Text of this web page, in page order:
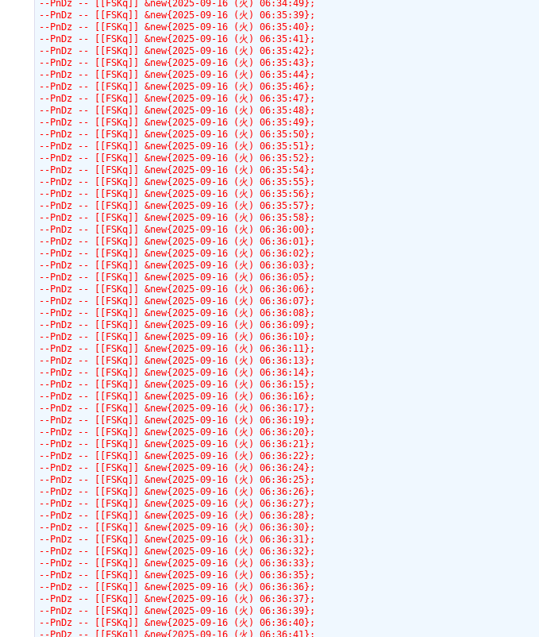
--PnDz -- [[FSKq]] &new{2025-09-16 (火) 06:34:49};
--PnDz -- [[FSKq]] &new{2025-09-16 (火) 06:35:39};
--PnDz -- [[FSKq]] &new{2025-09-16 (火) 06:35:40};
--PnDz -- [[FSKq]] &new{2025-09-16 (火) 06:35:41};
--PnDz -- [[FSKq]] &new{2025-09-16 (火) 06:35:42};
--PnDz -- [[FSKq]] &new{2025-09-16 (火) 06:35:43};
--PnDz -- [[FSKq]] &new{2025-09-16 (火) 06:35:44};
--PnDz -- [[FSKq]] &new{2025-09-16 (火) 06:35:46};
--PnDz -- [[FSKq]] &new{2025-09-16 (火) 06:35:47};
--PnDz -- [[FSKq]] &new{2025-09-16 (火) 06:35:48};
--PnDz -- [[FSKq]] &new{2025-09-16 (火) 06:35:49};
--PnDz -- [[FSKq]] &new{2025-09-16 (火) 06:35:50};
--PnDz -- [[FSKq]] &new{2025-09-16 (火) 06:35:51};
--PnDz -- [[FSKq]] &new{2025-09-16 (火) 06:35:52};
--PnDz -- [[FSKq]] &new{2025-09-16 (火) 06:35:54};
--PnDz -- [[FSKq]] &new{2025-09-16 (火) 06:35:55};
--PnDz -- [[FSKq]] &new{2025-09-16 (火) 06:35:56};
--PnDz -- [[FSKq]] &new{2025-09-16 (火) 06:35:57};
--PnDz -- [[FSKq]] &new{2025-09-16 (火) 06:35:58};
--PnDz -- [[FSKq]] &new{2025-09-16 (火) 06:36:00};
--PnDz -- [[FSKq]] &new{2025-09-16 (火) 06:36:01};
--PnDz -- [[FSKq]] &new{2025-09-16 (火) 06:36:02};
--PnDz -- [[FSKq]] &new{2025-09-16 (火) 06:36:03};
--PnDz -- [[FSKq]] &new{2025-09-16 (火) 06:36:05};
--PnDz -- [[FSKq]] &new{2025-09-16 (火) 06:36:06};
--PnDz -- [[FSKq]] &new{2025-09-16 (火) 06:36:07};
--PnDz -- [[FSKq]] &new{2025-09-16 (火) 06:36:08};
--PnDz -- [[FSKq]] &new{2025-09-16 (火) 06:36:09};
--PnDz -- [[FSKq]] &new{2025-09-16 (火) 06:36:10};
--PnDz -- [[FSKq]] &new{2025-09-16 (火) 06:36:11};
--PnDz -- [[FSKq]] &new{2025-09-16 (火) 06:36:13};
--PnDz -- [[FSKq]] &new{2025-09-16 (火) 06:36:14};
--PnDz -- [[FSKq]] &new{2025-09-16 (火) 06:36:15};
--PnDz -- [[FSKq]] &new{2025-09-16 (火) 06:36:16};
--PnDz -- [[FSKq]] &new{2025-09-16 (火) 06:36:17};
--PnDz -- [[FSKq]] &new{2025-09-16 (火) 06:36:19};
--PnDz -- [[FSKq]] &new{2025-09-16 (火) 06:36:20};
--PnDz -- [[FSKq]] &new{2025-09-16 (火) 06:36:21};
--PnDz -- [[FSKq]] &new{2025-09-16 (火) 06:36:22};
--PnDz -- [[FSKq]] &new{2025-09-16 (火) 06:36:24};
--PnDz -- [[FSKq]] &new{2025-09-16 (火) 06:36:25};
--PnDz -- [[FSKq]] &new{2025-09-16 (火) 06:36:26};
--PnDz -- [[FSKq]] &new{2025-09-16 (火) 06:36:27};
--PnDz -- [[FSKq]] &new{2025-09-16 (火) 06:36:28};
--PnDz -- [[FSKq]] &new{2025-09-16 (火) 06:36:30};
--PnDz -- [[FSKq]] &new{2025-09-16 (火) 06:36:31};
--PnDz -- [[FSKq]] &new{2025-09-16 (火) 06:36:32};
--PnDz -- [[FSKq]] &new{2025-09-16 (火) 06:36:33};
--PnDz -- [[FSKq]] &new{2025-09-16 (火) 06:36:35};
--PnDz -- [[FSKq]] &new{2025-09-16 (火) 06:36:36};
--PnDz -- [[FSKq]] &new{2025-09-16 (火) 06:36:37};
--PnDz -- [[FSKq]] &new{2025-09-16 (火) 06:36:39};
--PnDz -- [[FSKq]] &new{2025-09-16 (火) 06:36:40};
--PnDz -- [[FSKq]] &new{2025-09-16 (火) 06:36:41};